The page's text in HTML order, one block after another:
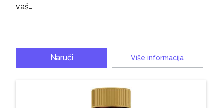
vaš…
Naruči Više informacija